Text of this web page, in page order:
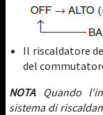
Il riscaldatore
del
NOTA Quando
sistema di